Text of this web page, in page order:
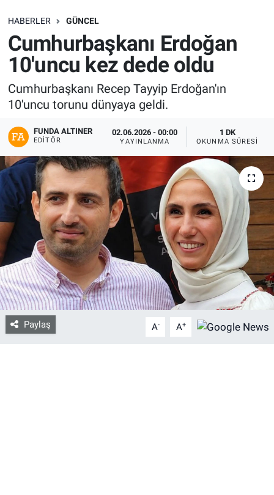
HABERLER GÜNCEL
Cumhurbaşkanı Erdoğan
10'uncu kez dede oldu
Cumhurbaşkanı Recep Tayyip Erdoğan'ın
10'uncu torunu dünyaya geldi.
FUNDA ALTINER
EDITÖR
02.06.2026 - 00:00
YAYINLANMA
1 DK
OKUNMA SÜRESI
Paylaş A- A+
SAĞLIK
EKONOMİ
EĞİTİM
ASTROLOJİ
MANŞET
RESMİ İLANLAR
İLAN
Bize ulaşın
İletişim/Künye